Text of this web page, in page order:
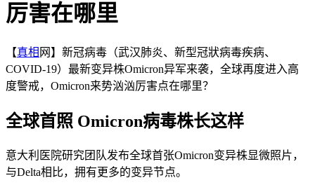
厉害在哪里
【真相 网】新冠病毒（武汉肺炎、新型冠狀病毒疾病、
COVID-19）最新变异株Omicron异军来袭，全球再度进入高
度警戒，Omicron来势汹汹厉害点在哪里？
全球首照 Omicron病毒株长这样
意大利医院研究团队发布全球首张Omicron变异株显微照片，
与Delta相比，拥有更多的变异节点。